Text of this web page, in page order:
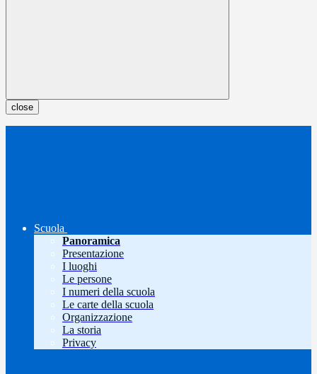
close
Scuola
Panoramica
Presentazione
I luoghi
Le persone
I numeri della scuola
Le carte della scuola
Organizzazione
La storia
Privacy